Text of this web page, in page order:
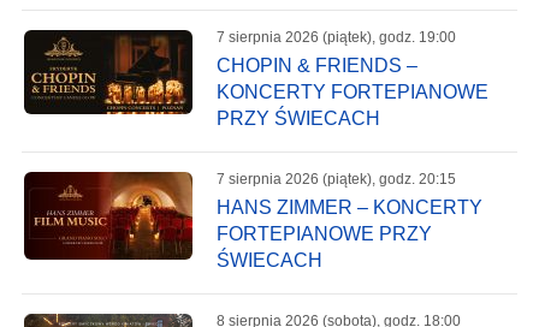
7 sierpnia 2026 (piątek), godz. 19:00
CHOPIN & FRIENDS –
KONCERTY FORTEPIANOWE
PRZY ŚWIECACH
7 sierpnia 2026 (piątek), godz. 20:15
HANS ZIMMER – KONCERTY
FORTEPIANOWE PRZY
ŚWIECACH
8 sierpnia 2026 (sobota), godz. 18:00